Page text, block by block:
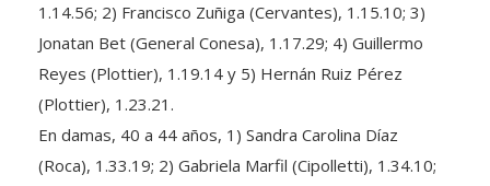
Jonatan Bet (General Conesa), 1.17.29; 4) Guillermo
Reyes (Plottier), 1.19.14 y 5) Hernán Ruiz Pérez
(Plottier), 1.23.21.
En damas, 40 a 44 años, 1) Sandra Carolina Díaz
(Roca), 1.33.19; 2) Gabriela Marfil (Cipolletti), 1.34.10;
3) Paola Lineros (Roca), 1.34.30; 4) Valentina León